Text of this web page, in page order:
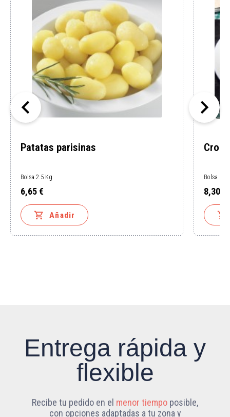
Patatas parisinas
Bolsa 2.5 Kg
Precio
6,65 €
 Añadir
Bolsa 1
Precio
8,30 €

 
Entrega rápida y
flexible
Recibe tu pedido en el menor tiempo posible,
con opciones adaptadas a tu zona y